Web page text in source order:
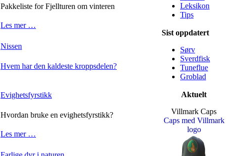
Pakkeliste for Fjellturen om vinteren
Les mer …
Nissen
Hvem har den kaldeste kroppsdelen?
Evighetsfyrstikk
Hvordan bruke en evighetsfyrstikk?
Les mer …
Leksikon
Tips
Sist oppdatert
Sørv
Sverdfisk
Tuneflue
Groblad
Aktuelt
Villmark Caps
Caps med Villmark
logo